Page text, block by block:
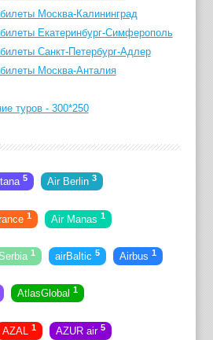
Москва-Калининград
Екатеринбург-Симферополь
Санкт-Петербург-Адлер
Москва-Анталия
5 Air Berlin 3
1 Air Manas 1
1 airBaltic 5 Airbus 1
AtlasGlobal 1
AZAL 1 AZUR air 5